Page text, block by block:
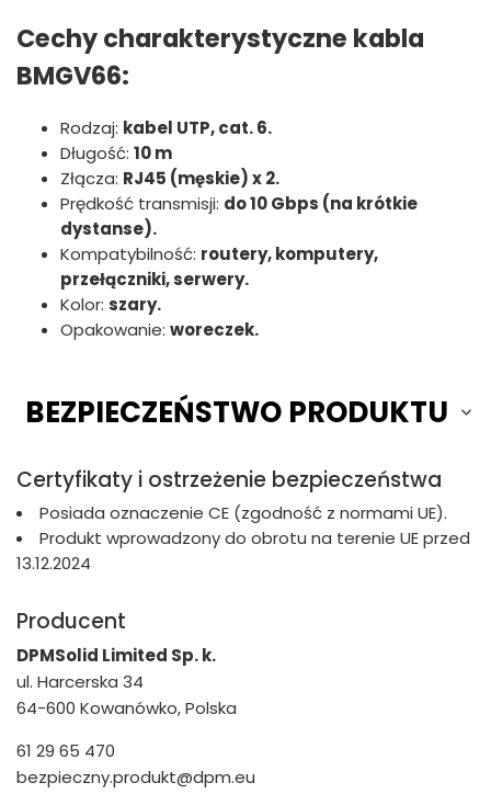
Cechy charakterystyczne kabla
BMGV66:
Rodzaj: kabel UTP, cat. 6.
Długość: 10 m
Złącza: RJ45 (męskie) x 2.
Prędkość transmisji: do 10 Gbps (na krótkie
dystanse).
Kompatybilność: routery, komputery,
przełączniki, serwery.
Kolor: szary.
Opakowanie: woreczek.
BEZPIECZEŃSTWO PRODUKTU
Certyfikaty i ostrzeżenie bezpieczeństwa
Posiada oznaczenie CE (zgodność z normami UE).
Produkt wprowadzony do obrotu na terenie UE przed
13.12.2024
Producent
DPMSolid Limited Sp. k.
ul. Harcerska 34
64-600 Kowanówko, Polska
61 29 65 470
bezpieczny.produkt@dpm.eu